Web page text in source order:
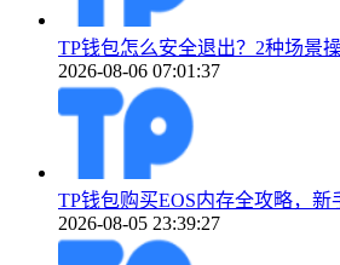
TP钱包怎么安全退出？2种场景
2026-08-06 07:01:37
TP钱包购买EOS内存全攻略，新
2026-08-05 23:39:27